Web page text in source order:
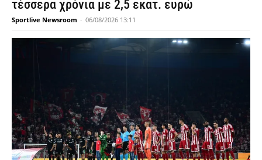
τέσσερα χρόνια με 2,5 εκατ. ευρώ
Sportlive Newsroom - 06/08/2026 13:11